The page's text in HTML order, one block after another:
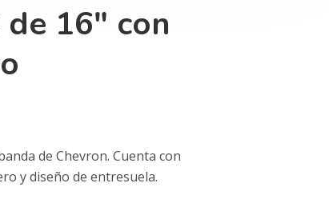
16″ con
de Chevron. Cuenta con
y diseño de entresuela.